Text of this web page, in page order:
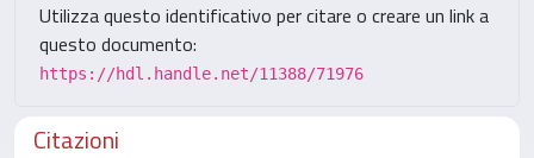
Utilizza questo identificativo per citare o creare un link a
questo documento:
https://hdl.handle.net/11388/71976
Citazioni